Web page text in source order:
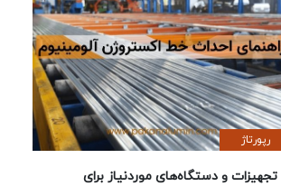
رپورتاژ
تجهیزات و دستگاه‌های موردنیاز برای